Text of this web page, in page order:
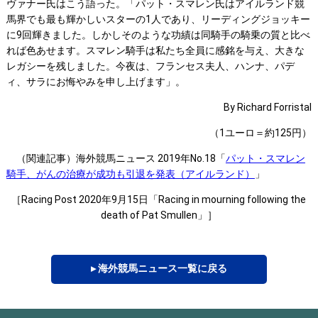
ヴァナー氏はこう語った。「パット・スマレン氏はアイルランド競
馬界でも最も輝かしいスターの1人であり、リーディングジョッキー
に9回輝きました。しかしそのような功績は同騎手の騎乗の質と比べ
れば色あせます。スマレン騎手は私たち全員に感銘を与え、大きな
レガシーを残しました。今夜は、フランセス夫人、ハンナ、パデ
ィ、サラにお悔やみを申し上げます」。
By Richard Forristal
（1ユーロ＝約125円）
（関連記事）海外競馬ニュース 2019年No.18「パット・スマレン
騎手、がんの治療が成功も引退を発表（アイルランド）
」
［Racing Post 2020年9月15日「Racing in mourning following the
death of Pat Smullen」］
▸ 海外競馬ニュース一覧に戻る